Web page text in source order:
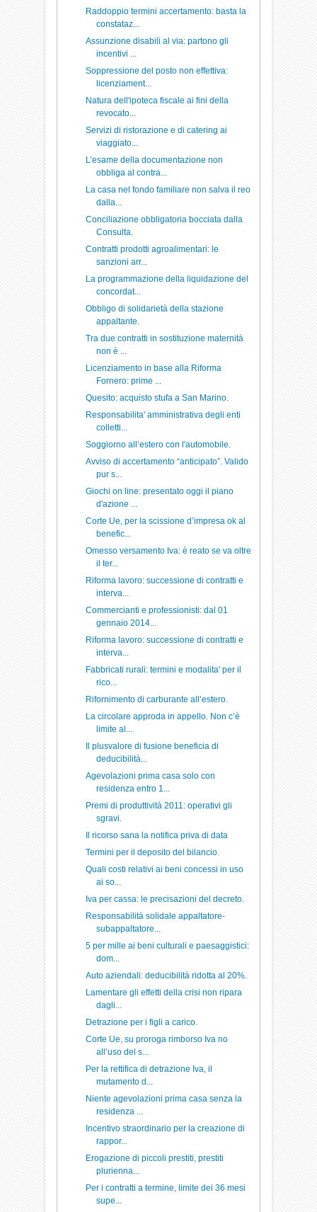
Raddoppio termini accertamento: basta la
constataz...
Assunzione disabili al via: partono gli
incentivi ...
Soppressione del posto non effettiva:
licenziament...
Natura dell'ipoteca fiscale ai fini della
revocato...
Servizi di ristorazione e di catering ai
viaggiato...
L’esame della documentazione non
obbliga al contra...
La casa nel fondo familiare non salva il reo
dalla...
Conciliazione obbligatoria bocciata dalla
Consulta.
Contratti prodotti agroalimentari: le
sanzioni arr...
La programmazione della liquidazione del
concordat...
Obbligo di solidarietà della stazione
appaltante.
Tra due contratti in sostituzione maternità
non è ...
Licenziamento in base alla Riforma
Fornero: prime ...
Quesito: acquisto stufa a San Marino.
Responsabilita' amministrativa degli enti
colletti...
Soggiorno all’estero con l'automobile.
Avviso di accertamento “anticipato”. Valido
pur s...
Giochi on line: presentato oggi il piano
d'azione ...
Corte Ue, per la scissione d’impresa ok al
benefic...
Omesso versamento Iva: è reato se va oltre
il ter...
Riforma lavoro: successione di contratti e
interva...
Commercianti e professionisti: dal 01
gennaio 2014...
Riforma lavoro: successione di contratti e
interva...
Fabbricati rurali: termini e modalita' per il
rico...
Rifornimento di carburante all’estero.
La circolare approda in appello. Non c’è
limite al...
Il plusvalore di fusione beneficia di
deducibilità...
Agevolazioni prima casa solo con
residenza entro 1...
Premi di produttività 2011: operativi gli
sgravi.
Il ricorso sana la notifica priva di data
Termini per il deposito del bilancio.
Quali costi relativi ai beni concessi in uso
ai so...
Iva per cassa: le precisazioni del decreto.
Responsabilità solidale appaltatore-
subappaltatore...
5 per mille ai beni culturali e paesaggistici:
dom...
Auto aziendali: deducibilità ridotta al 20%.
Lamentare gli effetti della crisi non ripara
dagli...
Detrazione per i figli a carico.
Corte Ue, su proroga rimborso Iva no
all’uso del s...
Per la rettifica di detrazione Iva, il
mutamento d...
Niente agevolazioni prima casa senza la
residenza ...
Incentivo straordinario per la creazione di
rappor...
Erogazione di piccoli prestiti, prestiti
plurienna...
Per i contratti a termine, limite dei 36 mesi
supe...